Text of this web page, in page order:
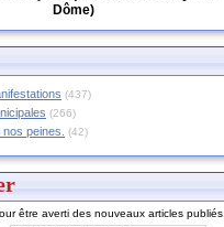
Dôme)
(437)
(266)
peines. (42)
être averti des nouveaux articles publiés.